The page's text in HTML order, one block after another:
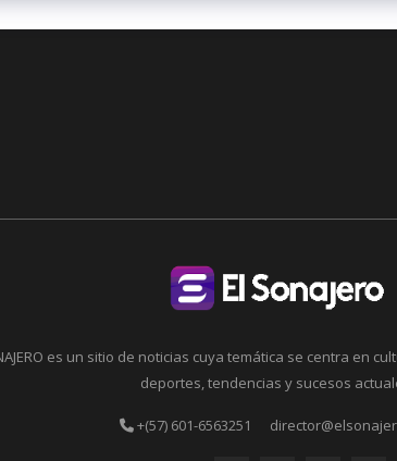
es un sitio de noticias cuya temática se centra en
deportes, tendencias y sucesos
+(57) 601-6563251